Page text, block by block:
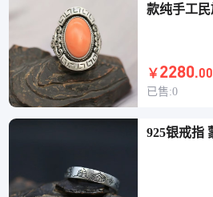
款纯手工
￥2280.00
已售:0
925银戒指